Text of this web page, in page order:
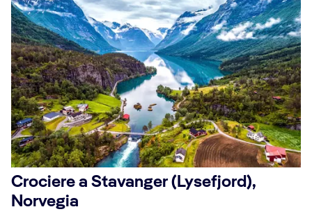
Crociere a Stavanger (Lysefjord),
Norvegia